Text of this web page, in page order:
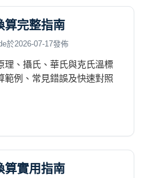
算完整指南
於2026-07-17發佈
理、攝氏、華氏與克氏溫標
範例、常見錯誤及快速對照
算實用指南